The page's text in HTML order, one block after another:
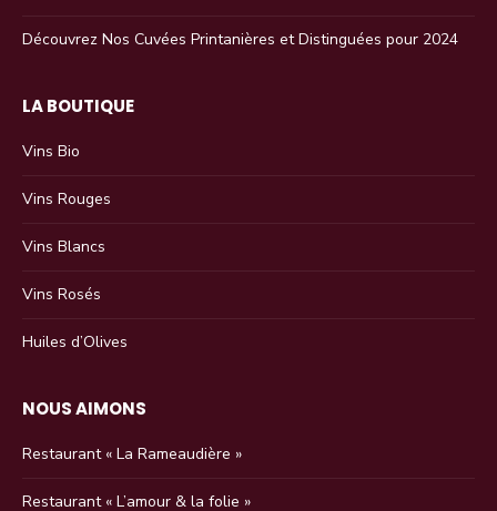
Découvrez Nos Cuvées Printanières et Distinguées pour 2024
LA BOUTIQUE
Vins Bio
Vins Rouges
Vins Blancs
Vins Rosés
Huiles d’Olives
NOUS AIMONS
Restaurant « La Rameaudière »
Restaurant « L’amour & la folie »